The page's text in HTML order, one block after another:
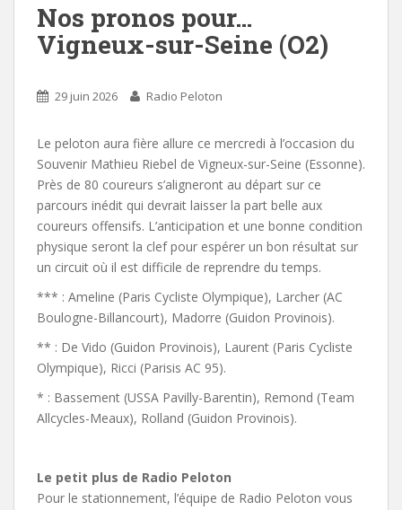
Nos pronos pour…
Vigneux-sur-Seine (O2)
29 juin 2026 Radio Peloton
Le peloton aura fière allure ce mercredi à l’occasion du
Souvenir Mathieu Riebel de Vigneux-sur-Seine (Essonne).
Près de 80 coureurs s’aligneront au départ sur ce
parcours inédit qui devrait laisser la part belle aux
coureurs offensifs. L’anticipation et une bonne condition
physique seront la clef pour espérer un bon résultat sur
un circuit où il est difficile de reprendre du temps.
*** : Ameline (Paris Cycliste Olympique), Larcher (AC
Boulogne-Billancourt), Madorre (Guidon Provinois).
** : De Vido (Guidon Provinois), Laurent (Paris Cycliste
Olympique), Ricci (Parisis AC 95).
* : Bassement (USSA Pavilly-Barentin), Remond (Team
Allcycles-Meaux), Rolland (Guidon Provinois).
Le petit plus de Radio Peloton
Pour le stationnement, l’équipe de Radio Peloton vous